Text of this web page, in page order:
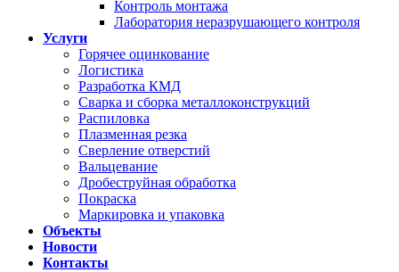
Контроль монтажа
Лаборатория неразрушающего контроля
Услуги
Горячее оцинкование
Логистика
Разработка КМД
Сварка и сборка металлоконструкций
Распиловка
Плазменная резка
Сверление отверстий
Вальцевание
Дробеструйная обработка
Покраска
Маркировка и упаковка
Объекты
Новости
Контакты